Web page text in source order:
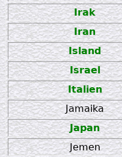
Irak
Iran
Island
Israel
Italien
Jamaika
Japan
Jemen